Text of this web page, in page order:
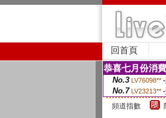
回首頁
恭喜七月份消
No.3 LV76098**
No.7 LV23213**
頻道指數